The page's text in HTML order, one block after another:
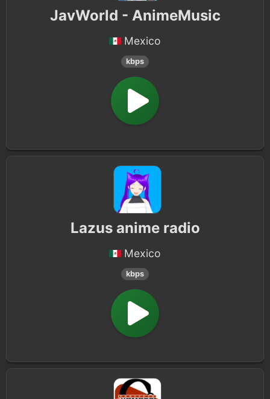
JavWorld - AnimeMusic
Mexico
kbps
Lazus anime radio
Mexico
kbps